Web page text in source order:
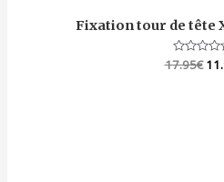
Fixation tour de tête
Note
0
17.95€